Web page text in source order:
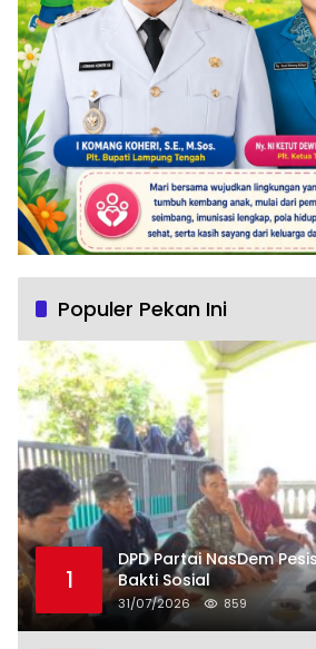
Populer Pekan Ini
1
DPD Partai NasDem
Bakti Sosial
31/07/2026 859